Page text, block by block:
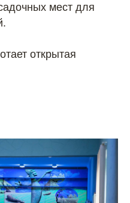
мест для
открытая